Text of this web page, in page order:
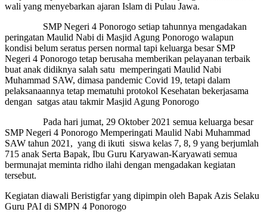
wali yang menyebarkan ajaran Islam di Pulau Jawa.
SMP Negeri 4 Ponorogo setiap tahunnya mengadakan
peringatan Maulid Nabi di Masjid Agung Ponorogo walapun
kondisi belum seratus persen normal tapi keluarga besar SMP
Negeri 4 Ponorogo tetap berusaha memberikan pelayanan terbaik
buat anak didiknya salah satu memperingati Maulid Nabi
Muhammad SAW, dimasa pandemic Covid 19, tetapi dalam
pelaksanaannya tetap mematuhi protokol Kesehatan bekerjasama
dengan satgas atau takmir Masjid Agung Ponorogo
Pada hari jumat, 29 Oktober 2021 semua keluarga besar
SMP Negeri 4 Ponorogo Memperingati Maulid Nabi Muhammad
SAW tahun 2021, yang di ikuti siswa kelas 7, 8, 9 yang berjumlah
715 anak Serta Bapak, Ibu Guru Karyawan-Karyawati semua
bermunajat meminta ridho ilahi dengan mengadakan kegiatan
tersebut.
Kegiatan diawali Beristigfar yang dipimpin oleh Bapak Azis Selaku
Guru PAI di SMPN 4 Ponorogo